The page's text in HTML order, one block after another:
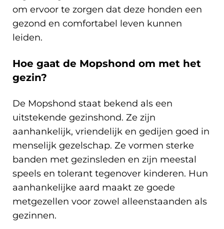
om ervoor te zorgen dat deze honden een
gezond en comfortabel leven kunnen
leiden.
Hoe gaat de Mopshond om met het
gezin?
De Mopshond staat bekend als een
uitstekende gezinshond. Ze zijn
aanhankelijk, vriendelijk en gedijen goed in
menselijk gezelschap. Ze vormen sterke
banden met gezinsleden en zijn meestal
speels en tolerant tegenover kinderen. Hun
aanhankelijke aard maakt ze goede
metgezellen voor zowel alleenstaanden als
gezinnen.